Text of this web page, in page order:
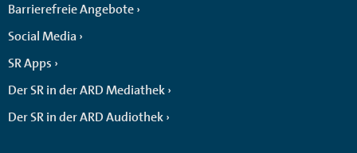
Barrierefreie Angebote
Social Media
SR Apps
Der SR in der ARD Mediathek
Der SR in der ARD Audiothek